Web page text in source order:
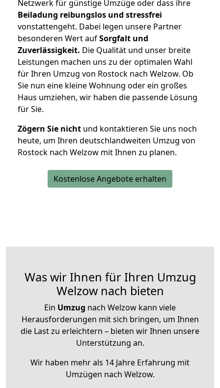
Netzwerk für günstige Umzüge oder dass ihre
Beiladung reibungslos und stressfrei
vonstattengeht. Dabei legen unsere Partner
besonderen Wert aufSorgfalt und
Zuverlässigkeit. Die Qualität und unser breite
Leistungen machen uns zu der optimalen Wahl
für Ihren Umzug von Rostock nach Welzow. Ob
Sie nun eine kleine Wohnung oder ein großes
Haus umziehen, wir haben die passende Lösung
für Sie.
Zögern Sie nicht und kontaktieren Sie uns noch
heute, um Ihren deutschlandweiten Umzug von
Rostock nach Welzow mit Ihnen zu planen.
Kostenlose Angebote erhalten
Was wir Ihnen für Ihren Umzug
Welzow nach bieten
Ein Umzug nach Welzow kann viele
Herausforderungen mit sich bringen, um Ihnen
die Last zu erleichtern – bieten wir Ihnen unsere
Unterstützung an.
Wir haben mehr als 14 Jahre Erfahrung mit
Umzügen nach Welzow.